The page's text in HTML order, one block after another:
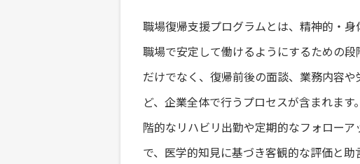
職場復帰支援プログラムとは、精神的・
職場で安定して働けるようにするための
だけでなく、復帰前後の面談、業務内容
ど、企業全体で行うプロセスが含まれま
階的なリハビリ出勤や定期的なフォロー
で、医学的知見に基づき客観的な評価と助